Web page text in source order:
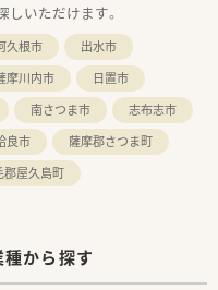
療のスペシャリストとして専
とができます。
ージャーへのステップアッ
学ぶことが可能です。
して最新の知識を習得し、
高められます。
いただけます。
久根市
出水市
摩川内市
日置市
南さつま市
志布志市
良市
薩摩郡さつま町
郡屋久島町
から探す